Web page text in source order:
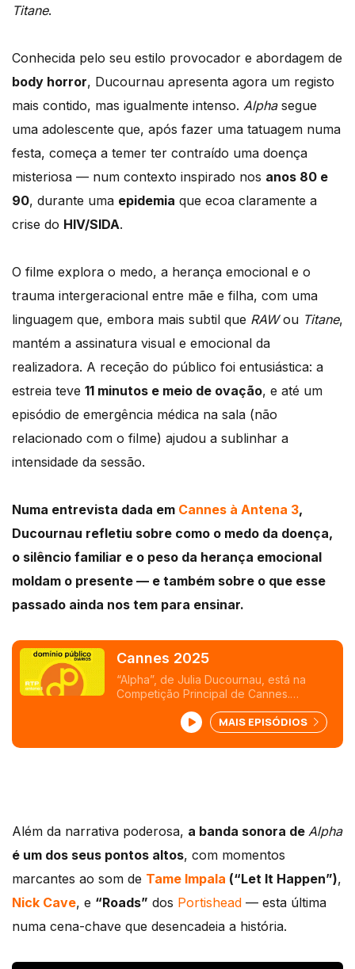
Titane.
Conhecida pelo seu estilo provocador e abordagem de
body horror, Ducournau apresenta agora um registo
mais contido, mas igualmente intenso. Alphasegue
uma adolescente que, após fazer uma tatuagem numa
festa, começa a temer ter contraído uma doença
misteriosa — num contexto inspirado nos anos 80 e
90, durante uma epidemia que ecoa claramente a
crise do HIV/SIDA.
O filme explora o medo, a herança emocional e o
trauma intergeracional entre mãe e filha, com uma
linguagem que, embora mais subtil que RAWou Titane,
mantém a assinatura visual e emocional da
realizadora. A receção do público foi entusiástica: a
estreia teve 11 minutos e meio de ovação, e até um
episódio de emergência médica na sala (não
relacionado com o filme) ajudou a sublinhar a
intensidade da sessão.
Numa entrevista dada em Cannes à Antena 3,
Ducournau refletiu sobre como o medo da doença,
o silêncio familiar e o peso da herança emocional
moldam o presente — e também sobre o que esse
passado ainda nos tem para ensinar.
Cannes 2025
“Alpha”, de Julia Ducournau, está na
Competição Principal de Cannes.
Conversa com a realizadora sobre o
filme e sobre as escolhas musicais.
MAIS EPISÓDIOS
Além da narrativa poderosa, a banda sonora de Alpha
é um dos seus pontos altos, com momentos
marcantes ao som de Tame Impala (“Let It Happen”),
Nick Cave, e “Roads” dos Portishead — esta última
numa cena-chave que desencadeia a história.